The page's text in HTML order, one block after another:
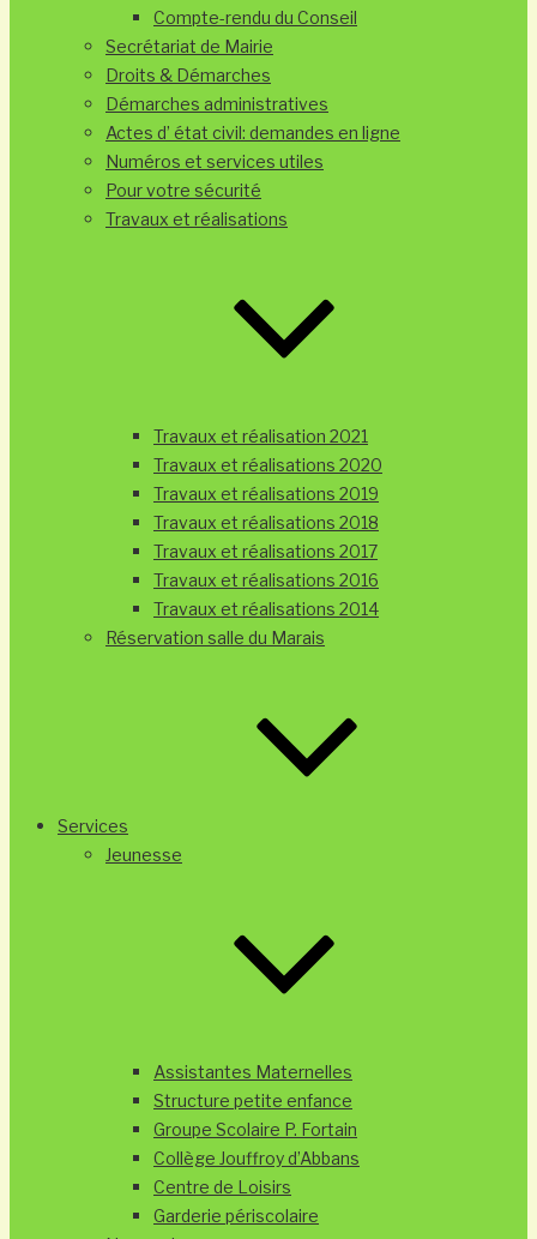
Compte-rendu du Conseil
Secrétariat de Mairie
Droits & Démarches
Démarches administratives
Actes d’ état civil: demandes en ligne
Numéros et services utiles
Pour votre sécurité
Travaux et réalisations
Travaux et réalisation 2021
Travaux et réalisations 2020
Travaux et réalisations 2019
Travaux et réalisations 2018
Travaux et réalisations 2017
Travaux et réalisations 2016
Travaux et réalisations 2014
Réservation salle du Marais
Services
Jeunesse
Assistantes Maternelles
Structure petite enfance
Groupe Scolaire P. Fortain
Collège Jouffroy d’Abbans
Centre de Loisirs
Garderie périscolaire